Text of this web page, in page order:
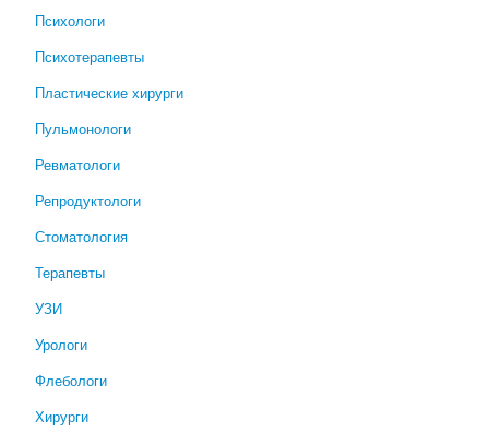
Психологи
Психотерапевты
Пластические хирурги
Пульмонологи
Ревматологи
Репродуктологи
Стоматология
Терапевты
УЗИ
Урологи
Флебологи
Хирурги